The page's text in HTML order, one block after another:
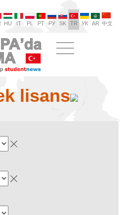
HU IT PL PT РУ SK TR УК AR 中文
lisans